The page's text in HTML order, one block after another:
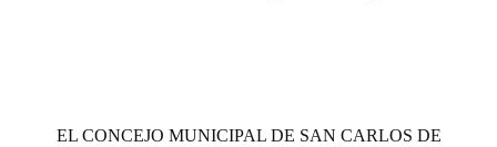
EL CONCEJO MUNICIPAL DE SAN CARLOS DE